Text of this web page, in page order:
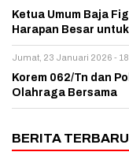
Ketua Umum Baja
Harapan Besar
Jumat, 23 Januari 2026 -
Korem 062/Tn dan
Olahraga Bersama
BERITA TERBARU